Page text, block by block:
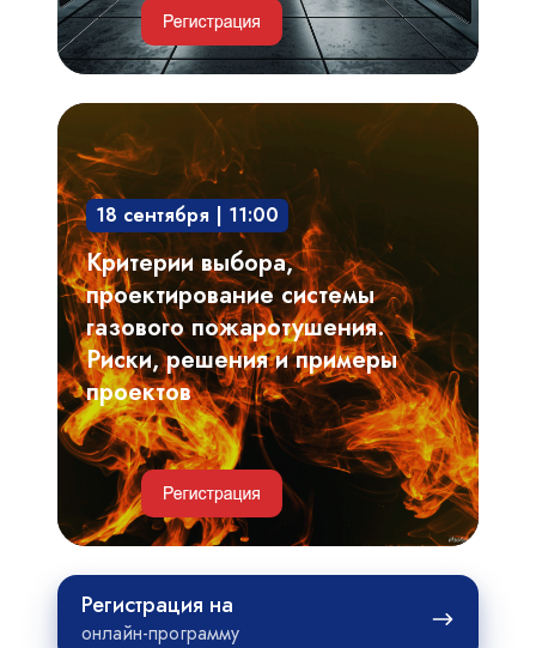
Критерии
выбора,
проектирование
системы
газового
пожаротушения.
Риски,
решения
и
примеры
проектов
18 сентября | 11:00
Критерии выбора,
проектирование системы
газового пожаротушения.
Риски, решения и примеры
проектов
Регистрация на
онлайн-программу
Регистрация